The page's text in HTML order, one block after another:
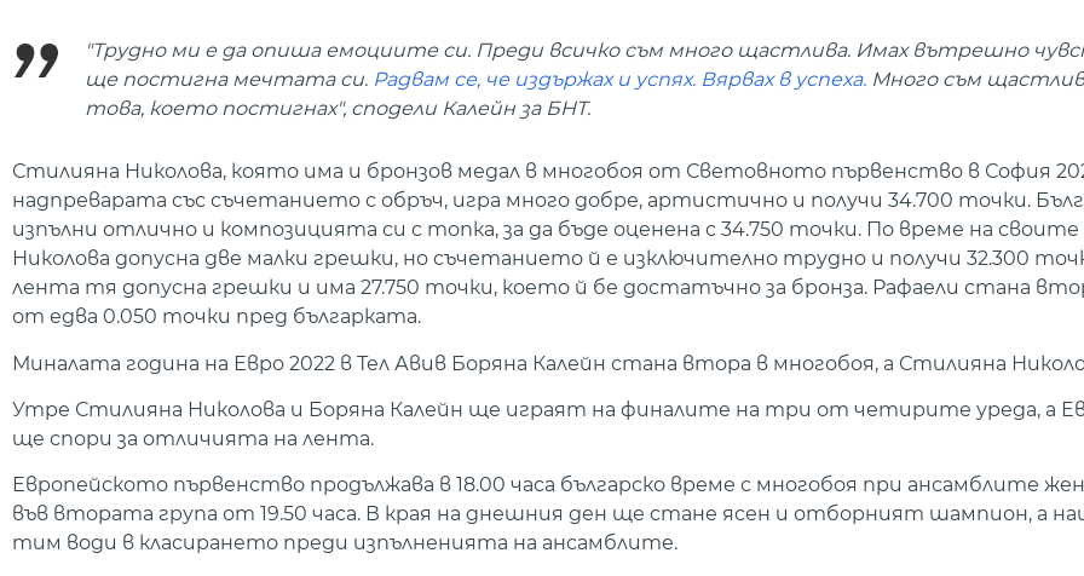
"Трудно ми е да опиша емоциите си. Преди всичко съм много щастлива. Имах вътрешно
ще постигна мечтата си. Радвам се, че издържах и успях. Вярвах в успеха. Много съм
това, което постигнах", сподели Калейн за БНТ.
Стилияна Николова, която има и бронзов медал в многобоя от Световното първенство в София
надпреварата със съчетанието с обръч, игра много добре, артистично и получи 34.700 точки.
изпълни отлично и композицията си с топка, за да бъде оценена с 34.750 точки. По време на своите
Николова допусна две малки грешки, но съчетанието й е изключително трудно и получи 32.300
лента тя допусна грешки и има 27.750 точки, което й бе достатъчно за бронза. Рафаели стана
от едва 0.050 точки пред българката.
Миналата година на Евро 2022 в Тел Авив Боряна Калейн стана втора в многобоя, а Стилияна
Утре Стилияна Николова и Боряна Калейн ще играят на финалите на три от четирите уреда, а
ще спори за отличията на лента.
Европейското първенство продължава в 18.00 часа българско време с многобоя при ансамблите
във втората група от 19.50 часа. В края на днешния ден ще стане ясен и отборният шампион, а
тим води в класирането преди изпълненията на ансамблите.